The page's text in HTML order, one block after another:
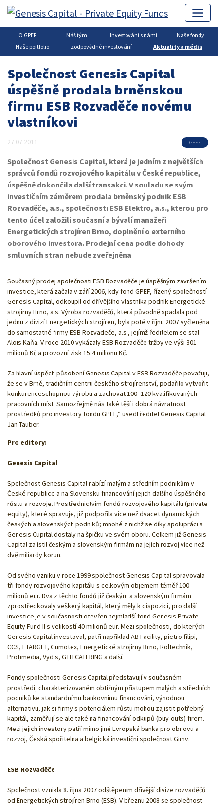
O GPEF Náš tým Investování s námi
Naše fondy
Naše portfolio
Zodpovědné investování Aktuality a média
Společnost Genesis Capital
úspěšně prodala brněnskou
firmu ESB Rozvaděče novému
vlastníkovi
27.07.2011 GPEF
Společnost Genesis Capital, která je jedním z největších
správců fondů rozvojového kapitálu v České republice,
úspěšně dokončila další transakci. V souladu se svým
investičním záměrem prodala brněnský podnik ESB
Rozvaděče, a.s., společnosti ESB Elektro, a.s., kterou pro
tento účel založili současní a bývalí manažeři
Energetických strojíren Brno, doplnění o externího
oborového investora. Prodejní cena podle dohody
smluvních stran nebude zveřejněna
Současný prodej společnosti ESB Rozvaděče je úspěšným završením
investice, která začala v září 2006, kdy fond GPEF, řízený společností
Genesis Capital, odkoupil od dřívějšího vlastníka podnik Energetické
strojírny Brno, a.s. Výroba rozvaděčů, která původně spadala pod
jednu z divizí Energetických strojíren, byla poté v říjnu 2007 vyčleněna
do samostatné firmy ESB Rozvadeče, a.s., jejímž ředitelem se stal
Alois Kaňa. V roce 2010 vykázaly ESB Rozvaděče tržby ve výši 301
milionů Kč a provozní zisk 15,4 milionu Kč.
Za hlavní úspěch působení Genesis Capital v ESB Rozvaděče považuji,
že se v Brně, tradičním centru českého strojírenství, podařilo vytvořit
konkurenceschopnou výrobu a zachovat 100–120 kvalifikovaných
pracovních míst. Samozřejmě nás také těší i dobrá návratnost
prostředků pro investory fondu GPEF,“ uvedl ředitel Genesis Capital
Jan Tauber.
Pro editory:
Genesis Capital
Společnost Genesis Capital nabízí malým a středním podnikům v
České republice a na Slovensku financování jejich dalšího úspěšného
růstu a rozvoje. Prostřednictvím fondů rozvojového kapitálu (private
equity), které spravuje, již podpořila více než dvacet dynamických
českých a slovenských podniků; mnohé z nichž se díky spolupráci s
Genesis Cupital dostaly na špičku ve svém oboru. Celkem již Genesis
Capital zajistil českým a slovenským firmám na jejich rozvoj více než
dvě miliardy korun.
Od svého vzniku v roce 1999 společnost Genesis Capital spravovala
tři fondy rozvojového kapitálu s celkovým objemem téměř 100
milionů eur. Dva z těchto fondů již českým a slovenským firmám
zprostředkovaly veškerý kapitál, který měly k dispozici, pro další
investice je v současnosti otevřen nejmladší fond Genesis Private
Equity Fund II s velikostí 40 milionů eur. Mezi společnosti, do kterých
Genesis Capital investoval, patří například AB Facility, pietro filipi,
CCS, ETARGET, Gumotex, Energetické strojírny Brno, Roltechnik,
Profimedia, Vydis, GTH CATERING a další.
Fondy společnosti Genesis Capital představují v současném
prostředí, charakterizovaném obtížným přístupem malých a středních
podniků ke standardnímu bankovnímu financování, výhodnou
alternativu, jak si firmy s potenciálem růstu mohou zajistit potřebný
kapitál, zaměřují se ale také na financování odkupů (buy-outs) firem.
Mezi jejich investory patří mimo jiné Evropská banka pro obnovu a
rozvoj, Česká spořitelna a belgická investiční společnost Gimv.
ESB Rozvaděče
Společnost vznikla 8. října 2007 odštěpením dřívější divize rozvaděčů
od Energetických strojíren Brno (ESB). V březnu 2008 se společnost